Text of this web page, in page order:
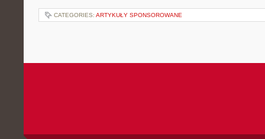
CATEGORIES: ARTYKUŁY SPONSOROWANE